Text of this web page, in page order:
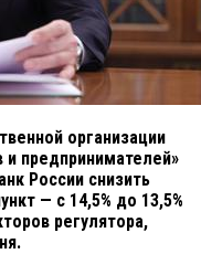
организации
предпринимателей»
России снизить
— с 14,5% до 13,5%
регулятора,